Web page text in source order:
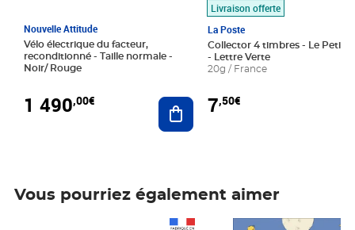
Nouvelle Attitude
Vélo électrique du facteur,
reconditionné - Taille normale -
Noir/ Rouge
1 490,00€ Ajouter au panier
Livraison offerte
La Poste
Collector 4 timbres - Le Petit
- Lettre Verte
20g / France
7,50€
Vous pourriez également aimer
Prix 7,50€